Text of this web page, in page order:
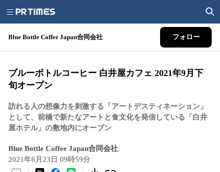
Blue Bottle Coffee Japan合同会社 フォロー
ブルーボトルコーヒー 白井屋カフェ 2021年9月下
旬オープン
訪れる人の想像力を刺激する「アートデスティネーション」
として、前橋で新たなアートと食文化を発信している「白井
屋ホテル」の敷地内にオープン
Blue Bottle Coffee Japan合同会社
2021年6月23日 09時59分